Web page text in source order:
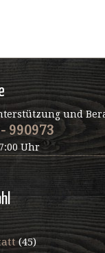
und
990973
Uhr
(45)